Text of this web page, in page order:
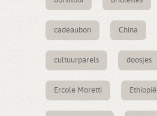
cadeaubon China
cultuurparels doosjes
Ercole Moretti Ethiopië